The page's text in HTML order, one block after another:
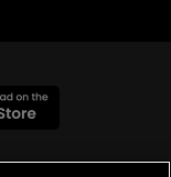
SA, Toate